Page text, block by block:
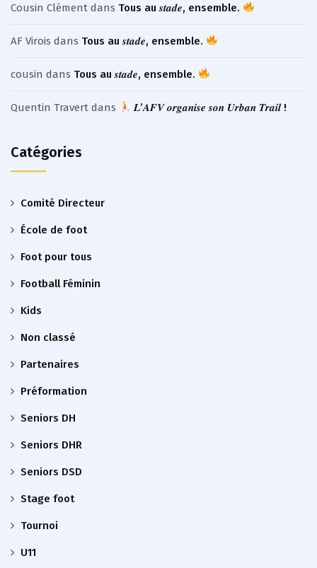
Cousin Clément dans Tous au 𝒔𝒕𝒂𝒅𝒆, ensemble.
AF Virois dans Tous au 𝒔𝒕𝒂𝒅𝒆, ensemble.
cousin dans Tous au 𝒔𝒕𝒂𝒅𝒆, ensemble.
Quentin Travert dans 𝑳’𝑨𝑭𝑽 𝒐𝒓𝒈𝒂𝒏𝒊𝒔𝒆 𝒔𝒐𝒏 𝑼𝒓𝒃𝒂𝒏 𝑻𝒓𝒂𝒊𝒍 !
Catégories
Comité Directeur
École de foot
Foot pour tous
Football Féminin
Kids
Non classé
Partenaires
Préformation
Seniors DH
Seniors DHR
Seniors DSD
Stage foot
Tournoi
U11